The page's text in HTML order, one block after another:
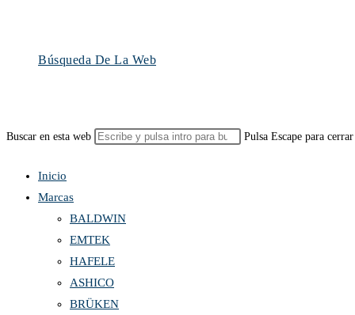
Búsqueda De La Web
Buscar en esta web Pulsa Escape para
Inicio
Marcas
BALDWIN
EMTEK
HAFELE
ASHICO
BRÜKEN